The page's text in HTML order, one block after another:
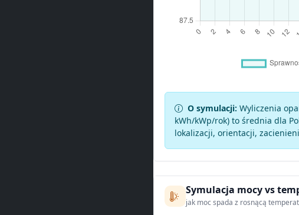
O symulacji: Wyliczenia
kWh/kWp/rok) to średnia dla
lokalizacji, orientacji,
Symulacja mocy vs
jak moc spada z rosnącą